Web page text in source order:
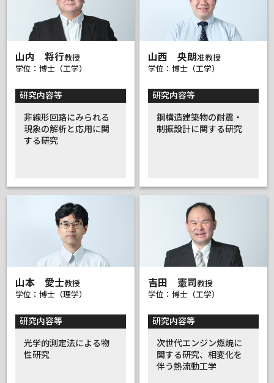
山内 将行教授
学位：博士（工学）
研究内容等
非線形回路にみられる
現象の解析と応用に関
する研究
山西 央朗准教授
学位：博士（工学）
研究内容等
鋼構造建築物の耐震・
制振設計に関する研究
山本 愛士教授
学位：博士（理学）
研究内容等
光学的測定法による物
性研究
吉田 憲司教授
学位：博士（工学）
研究内容等
次世代エンジン燃焼に
関する研究、相変化を
伴う熱流動工学